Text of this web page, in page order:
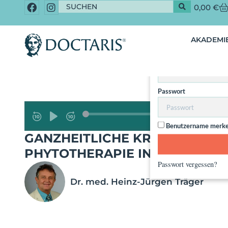
0,00€
Dieser
Passwort
Benutzername
Passwort vergessen?
GANZHEITLICHE
PHYTOTHERAPIE IN DER
Dr. med. Heinz-Jürgen Träger